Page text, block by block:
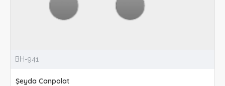
BH-941
Şeyda Canpolat